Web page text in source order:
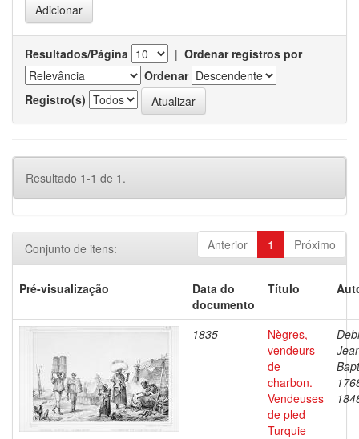
Resultados/Página | Ordenar registros por
Ordenar
Registro(s)
Resultado 1-1 de 1.
Anterior 1 Próximo
Conjunto de itens:
Pré-visualização
Data do
documento
Título
1835
Nègres,
vendeurs
de
charbon.
Vendeuses
de pled
Turquie